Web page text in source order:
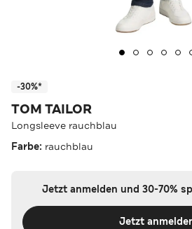
-30%*
TOM TAILOR
Longsleeve rauchblau
Farbe: rauchblau
Jetzt anmelden und 30-70%
Jetzt